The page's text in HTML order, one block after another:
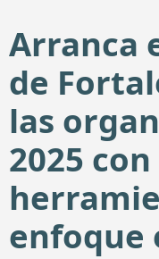
Arranca
de
las
2025
enfoque